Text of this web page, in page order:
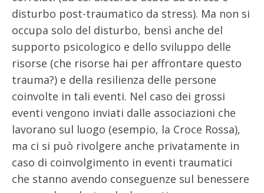
disturbo post-traumatico da stress). Ma non si
occupa solo del disturbo, bensì anche del
supporto psicologico e dello sviluppo delle
risorse (che risorse hai per affrontare questo
trauma?) e della resilienza delle persone
coinvolte in tali eventi. Nel caso dei grossi
eventi vengono inviati dalle associazioni che
lavorano sul luogo (esempio, la Croce Rossa),
ma ci si può rivolgere anche privatamente in
caso di coinvolgimento in eventi traumatici
che stanno avendo conseguenze sul benessere